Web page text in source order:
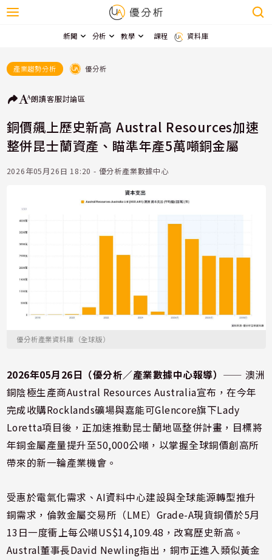
新聞 分析 教學 課程 資料庫
產業趨勢分析 優分析
朗讀客服討論區
銅價飆上歷史新高 Austral Resources加速
整併昆士蘭資產、瞄準年產5萬噸銅金屬
2026年05月26日 18:20 - 優分析產業數據中心
優分析產業資料庫（全球版）
2026年05月26日（優分析／產業數據中心報導） ⸺ 澳洲
銅陰極生產商Austral Resources Australia宣布，在今年
完成收購Rocklands礦場與嘉能可Glencore旗下Lady
Loretta項目後，正加速推動昆士蘭地區整併計畫，目標將
年銅金屬產量提升至50,000公噸，以掌握全球銅價創高所
帶來的新一輪產業機會。
受惠於電氣化需求、AI資料中心建設與全球能源轉型推升
銅需求，倫敦金屬交易所（LME）Grade-A現貨銅價於5月
13日一度衝上每公噸US$14,109.48，改寫歷史新高。
Austral董事長David Newling指出，銅市正進入類似黃金